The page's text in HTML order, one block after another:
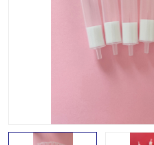
多功能净化柱